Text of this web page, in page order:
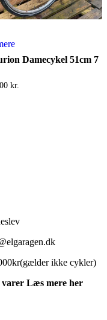
Damecykel 51cm 7
kr.
ikke cykler)
varer Læs mere her